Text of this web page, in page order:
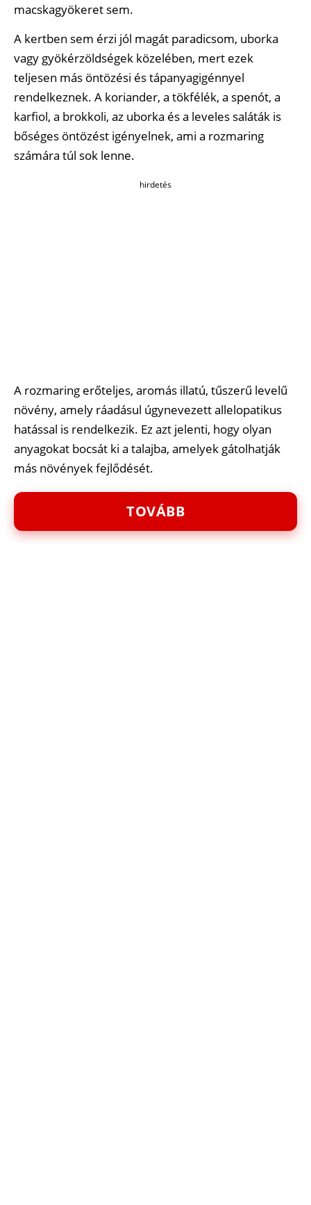
macskagyökeret sem.
A kertben sem érzi jól magát paradicsom, uborka
vagy gyökérzöldségek közelében, mert ezek
teljesen más öntözési és tápanyagigénnyel
rendelkeznek. A koriander, a tökfélék, a spenót, a
karfiol, a brokkoli, az uborka és a leveles saláták is
bőséges öntözést igényelnek, ami a rozmaring
számára túl sok lenne.
hirdetés
A rozmaring erőteljes, aromás illatú, tűszerű levelű
növény, amely ráadásul úgynevezett allelopatikus
hatással is rendelkezik. Ez azt jelenti, hogy olyan
anyagokat bocsát ki a talajba, amelyek gátolhatják
más növények fejlődését.
TOVÁBB